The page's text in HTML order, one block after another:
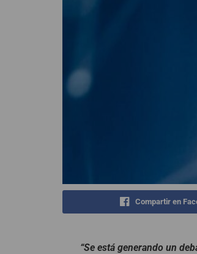
Compartir en
“Se está generando un